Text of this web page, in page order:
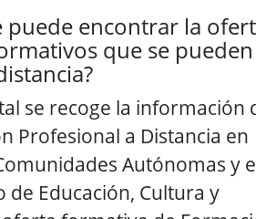
puede encontrar la
que se pueden
se recoge la información
Profesional a Distancia en
Autónomas y
de Educación, Cultura y